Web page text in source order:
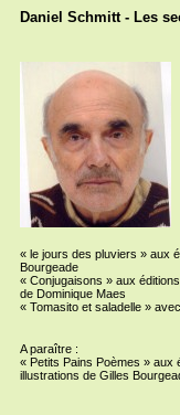
Daniel Schmitt - Les
« le jours des pluviers » aux
Bourgeade
« Conjugaisons » aux
de Dominique Maes
« Tomasito et saladelle »
A paraître :
« Petits Pains Poèmes » aux
illustrations de Gilles